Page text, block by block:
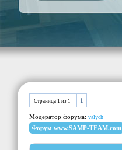
Страница 1 из 1 1
Модератор форума: valych
Форум www.SAMP-TEAM.com